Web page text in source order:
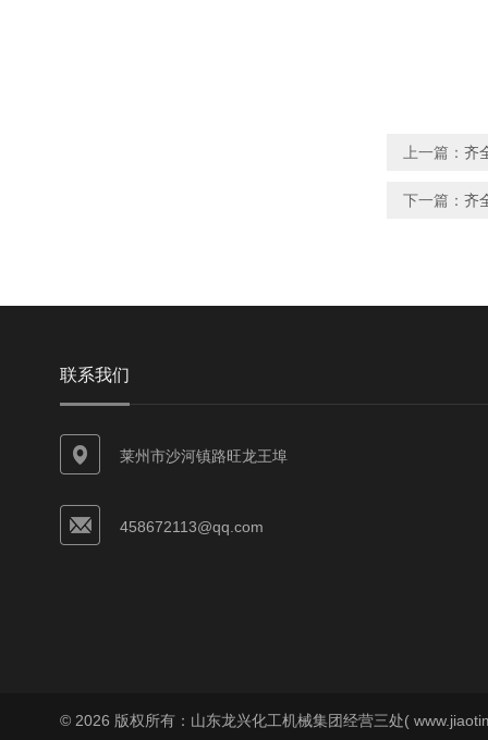
上一篇： 齐
下一篇： 齐
联系我们
莱州市沙河镇路旺龙王埠
458672113@qq.com
© 2026 版权所有：山东龙兴化工机械集团经营三处(